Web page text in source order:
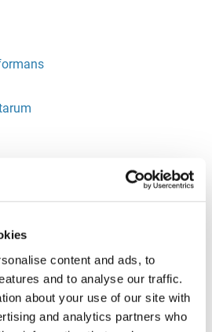
content and ads, to
and to analyse our traffic.
about your use of our site with
and analytics partners who
et kits contre les maladies